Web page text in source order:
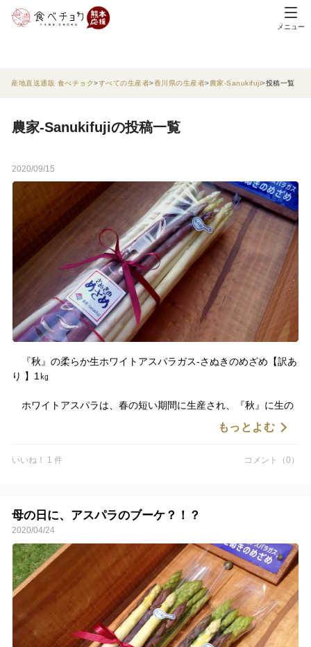
メニュー
産地直送通販 食べチョク すべての生産者 香川県の生産者 農家-Sanukifuji 投稿一覧
農家-Sanukifujiの投稿一覧
2020/09/15
『秋』の柔らか生ホワイトアスパラガス-さぬきのめざめ【訳あ
り 】1㎏
ホワイトアスパラは、春の短い期間に生産され、『秋』に生の
ホワイトアスパラをお召し上がり頂く機会は、とても少ないのが
パラを生産できる技術を身に着けました。
ン）の持つ、甘みと柔らかさはそのままに、グリーンよりも青臭
さもなく、マイルドなホワイトアスパラに仕上げることができま
した。
生のホワイトアスパラガスを『秋』に味わうことができる、ま
たとないチャンスです！
穂先が少し黄緑色になった訳あり商品をお求めやすい価格で！
もっとよむ
いいね！ 1 件 コメント（0）
母の日に、アスパラのブーケ？！？
2020/04/24